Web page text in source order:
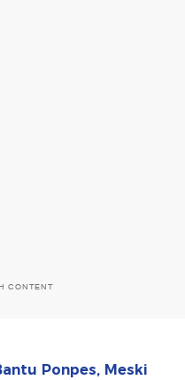
CONTENT
Ponpes, Meski